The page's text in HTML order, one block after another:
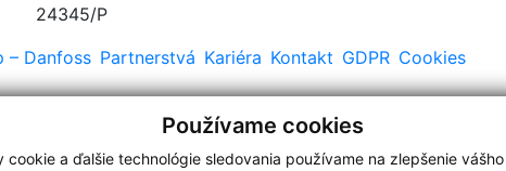
Používame cookies
cookie a ďalšie technológie sledovania používame na zlepšenie
24345/P
– Danfoss Partnerstvá Kariéra Kontakt GDPR Cookies